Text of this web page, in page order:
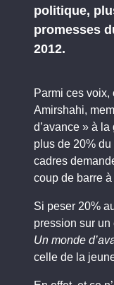
politique,
promesses
2012.
Parmi ces
Amirshahi,
d’avance » à
plus de 20%
cadres
coup de barre
Si peser 20%
pression sur
Un monde
celle de la